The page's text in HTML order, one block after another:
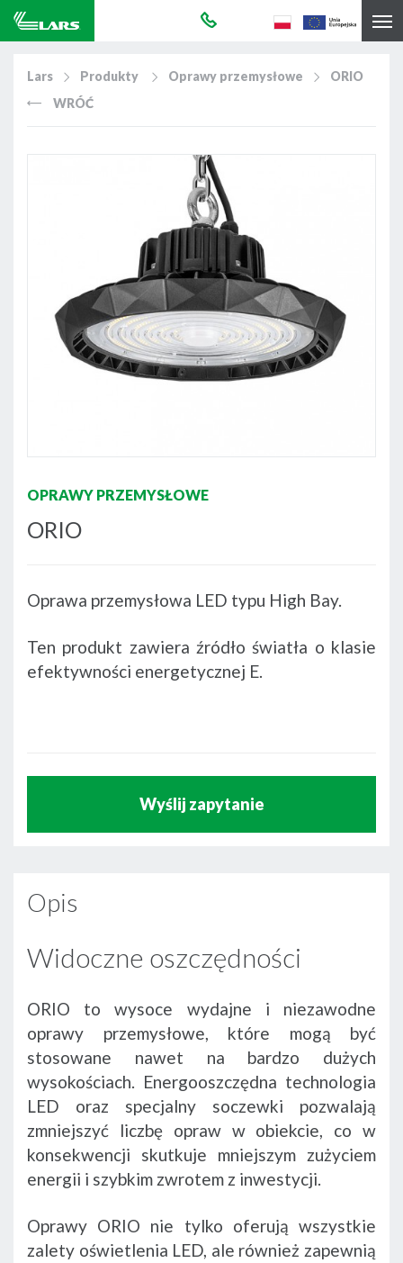
Lars Produkty Oprawy przemysłowe
ORIO
WRÓĆ
OPRAWY PRZEMYSŁOWE
ORIO
Oprawa przemysłowa LED typu High Bay.
Ten produkt zawiera źródło światła o klasie
efektywności energetycznej E.
Wyślij zapytanie
Opis
Widoczne oszczędności
ORIO to wysoce wydajne i niezawodne
oprawy przemysłowe, które mogą być
stosowane nawet na bardzo dużych
wysokościach. Energooszczędna technologia
LED oraz specjalny soczewki pozwalają
zmniejszyć liczbę opraw w obiekcie, co w
konsekwencji skutkuje mniejszym zużyciem
energii i szybkim zwrotem z inwestycji.
Oprawy ORIO nie tylko oferują wszystkie
zalety oświetlenia LED, ale również zapewnią